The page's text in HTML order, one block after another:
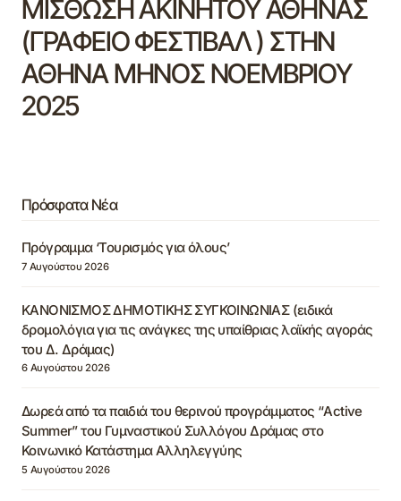
ΜΙΣΘΩΣΗ ΑΚΙΝΗΤΟΥ ΑΘΗΝΑΣ
(ΓΡΑΦΕΙΟ ΦΕΣΤΙΒΑΛ ) ΣΤΗΝ
ΑΘΗΝΑ ΜΗΝΟΣ ΝΟΕΜΒΡΙΟΥ
2025
Πρόσφατα Νέα
Πρόγραμμα ‘Τουρισμός για όλους’
7 Αυγούστου 2026
ΚΑΝΟΝΙΣΜΟΣ ΔΗΜΟΤΙΚΗΣ ΣΥΓΚΟΙΝΩΝΙΑΣ (ειδικά
δρομολόγια για τις ανάγκες της υπαίθριας λαϊκής αγοράς
του Δ. Δράμας)
6 Αυγούστου 2026
Δωρεά από τα παιδιά του θερινού προγράμματος “Active
Summer” του Γυμναστικού Συλλόγου Δράμας στο
Κοινωνικό Κατάστημα Αλληλεγγύης
5 Αυγούστου 2026